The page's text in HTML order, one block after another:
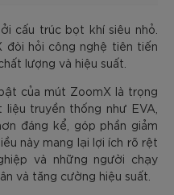
cấu trúc bọt khí siêu nhỏ.
đòi hỏi công nghệ tiên tiến
lượng và hiệu suất.
của mút ZoomX là trọng
truyền thống như EVA,
đáng kể, góp phần giảm
này mang lại lợi ích rõ rệt
và những người chạy
và tăng cường hiệu suất.